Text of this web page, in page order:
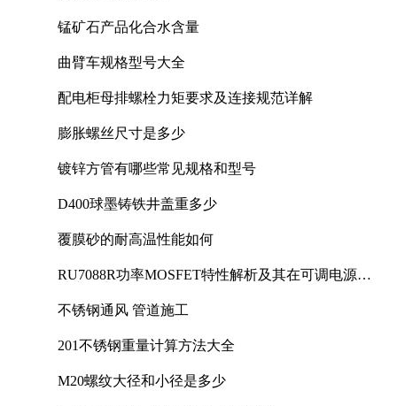
锰矿石产品化合水含量
曲臂车规格型号大全
配电柜母排螺栓力矩要求及连接规范详解
膨胀螺丝尺寸是多少
镀锌方管有哪些常见规格和型号
D400球墨铸铁井盖重多少
覆膜砂的耐高温性能如何
RU7088R功率MOSFET特性解析及其在可调电源设
不锈钢通风 管道施工
201不锈钢重量计算方法大全
M20螺纹大径和小径是多少